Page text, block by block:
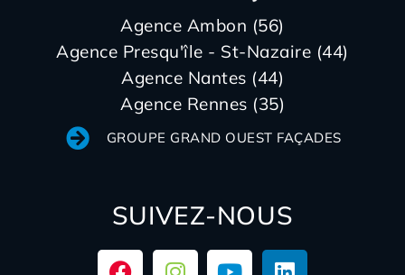
Agence Ambon (56)
Agence Presqu'île - St-Nazaire (44)
Agence Nantes (44)
Agence Rennes (35)
GROUPE GRAND OUEST FAÇADES
SUIVEZ-NOUS